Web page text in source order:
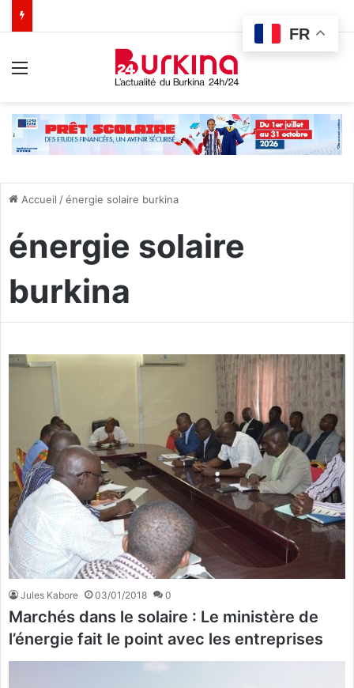
Accueil /énergie solaire burkina
énergie solaire
burkina
Jules Kabore 03/01/2018 0
Marchés dans le solaire : Le ministère de
l’énergie fait le point avec les entreprises
FR